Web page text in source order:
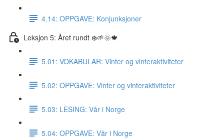
4.14: OPPGAVE: Konjunksjoner
Leksjon 5: Året rundt ❄️🌱🌞🍁
5.01: VOKABULAR: Vinter og vinteraktiviteter
5.02: OPPGAVE: Vinter og vinteraktiviteter
5.03: LESING: Vår i Norge
5.04: OPPGAVE: Vår i Norge